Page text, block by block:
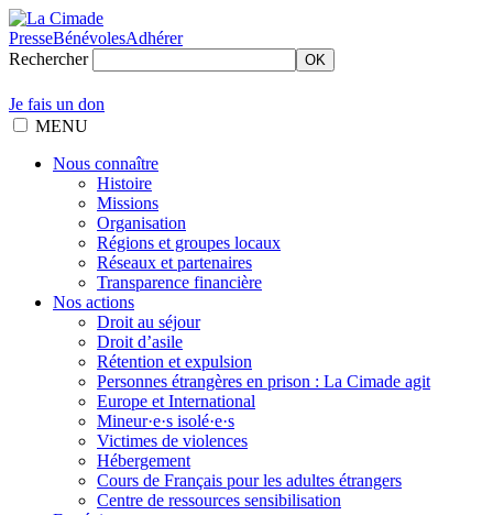
PresseBénévolesAdhérer
Rechercher
OK
Je fais un don
MENU
Nous connaître
Histoire
Missions
Organisation
Régions et groupes locaux
Réseaux et partenaires
Transparence financière
Nos actions
Droit au séjour
Droit d’asile
Rétention et expulsion
Personnes étrangères en prison : La Cimade agit
Europe et International
Mineur·e·s isolé·e·s
Victimes de violences
Hébergement
Cours de Français pour les adultes étrangers
Centre de ressources sensibilisation